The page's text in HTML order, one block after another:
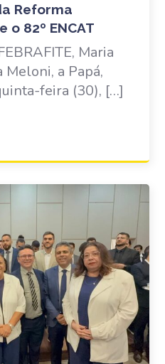
Reforma
82º ENCAT
Maria
a Papá,
feira (30), […]